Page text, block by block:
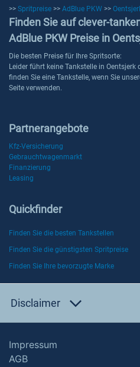
>> Spritpreise >> AdBlue PKW >>
Finden Sie auf clever-
AdBlue PKW Preise in
Die besten Preise für Ihre Spritsorte:
Leider führt keine Tankstelle in
finden Sie eine Tankstelle, wenn Sie
Seite verwenden.
Partnerangebote
Kfz-Versicherung
Gebrauchtwagenmarkt
Finanzierung
Leasing
Quickfinder
Finden Sie die besten Tankstellen
Finden Sie die günstigsten Spritpreise
Finden Sie Ihre bevorzugte Marke
Disclaimer
Impressum
AGB